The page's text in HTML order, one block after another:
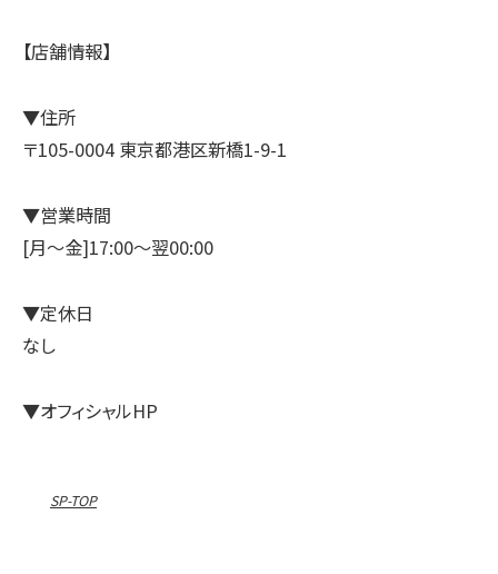
【店舗情報】
▼住所
〒105-0004 東京都港区新橋1-9-1
▼営業時間
[月～金]17:00～翌00:00
▼定休日
なし
▼オフィシャルHP
SP-TOP